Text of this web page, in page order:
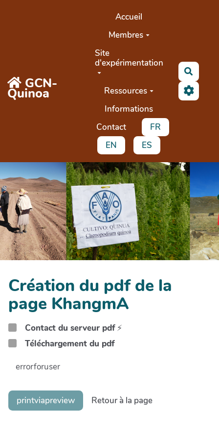
GCN-
Quinoa
Accueil
Membres
Site
d'expérimentation
Ressources
Informations
Contact
FR
EN
ES
Création du pdf de la
page KhangmA
Contact du serveur pdf ⚡
Téléchargement du pdf
errorforuser
printviapreview Retour à la page